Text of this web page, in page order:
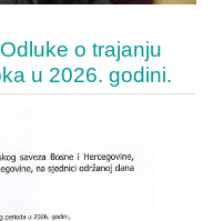
o trajanju
u 2026. godini.